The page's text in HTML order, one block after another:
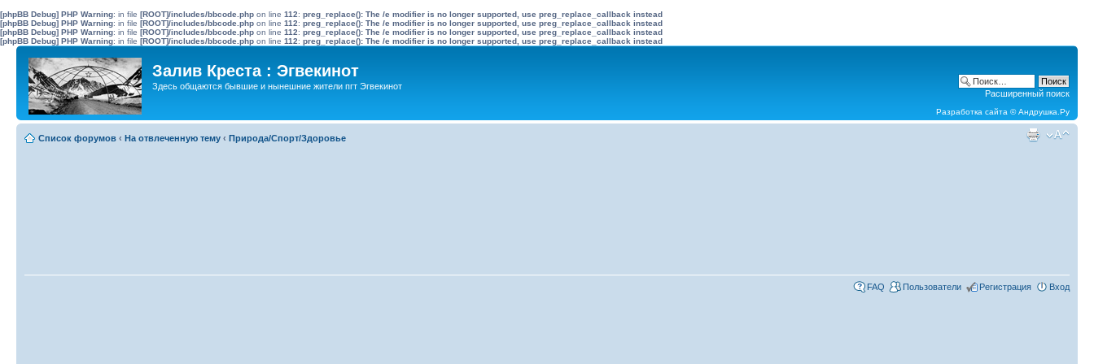
[phpBB Debug] PHP Warning: in file [ROOT]/includes/bbcode.php on line 112: preg_replace(): The /e modifier is no longer supported, use preg_replace_callback instead
[phpBB Debug] PHP Warning: in file [ROOT]/includes/bbcode.php on line 112: preg_replace(): The /e modifier is no longer supported, use preg_replace_callback instead
[phpBB Debug] PHP Warning: in file [ROOT]/includes/bbcode.php on line 112: preg_replace(): The /e modifier is no longer supported, use preg_replace_callback instead
[phpBB Debug] PHP Warning: in file [ROOT]/includes/bbcode.php on line 112: preg_replace(): The /e modifier is no longer supported, use preg_replace_callback instead
Залив Креста : Эгвекинот
Здесь общаются бывшие и нынешние жители пгт Эгвекинот
Расширенный поиск
Разработка сайта ©Андрушка.Ру
Список форумов ‹ На отвлеченную тему ‹ Природа/Спорт/Здоровье
FAQ Пользователи Регистрация Вход